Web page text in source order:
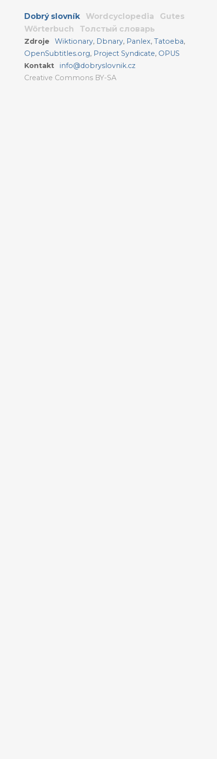
Dobrý slovník Wordcyclopedia
Gutes
Wörterbuch
Толстый словарь
Zdroje Wiktionary, Dbnary, Panlex,Tatoeba,
OpenSubtitles.org, Project Syndicate, OPUS
Kontakt
info@dobryslovnik.cz
Creative Commons BY-SA